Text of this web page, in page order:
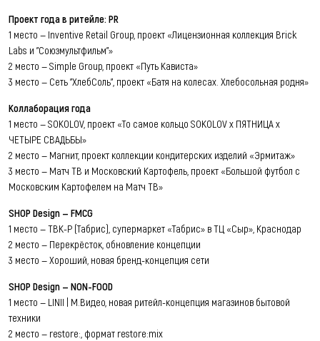
Проект года в ритейле: PR
1 место — Inventive Retail Group, проект «Лицензионная коллекция Brick
Labs и "Союзмультфильм"»
2 место — Simple Group, проект «Путь Кависта»
3 место — Сеть "ХлебСоль", проект «Батя на колесах. Хлебосольная родня»
Коллаборация года
1 место — SOKOLOV, проект «То самое кольцо SOKOLOV x ПЯТНИЦА x
ЧЕТЫРЕ СВАДЬБЫ»
2 место — Магнит, проект коллекции кондитерских изделий «Эрмитаж»
3 место — Матч ТВ и Московский Картофель, проект «Большой футбол с
Московским Картофелем на Матч ТВ»
SHOP Design — FMCG
1 место — ТВК-Р (Табрис), супермаркет «Табрис» в ТЦ «Сыр», Краснодар
2 место — Перекрёсток, обновление концепции
3 место — Хороший, новая бренд-концепция сети
SHOP Design — NON-FOOD
1 место — LINII | М.Видео, новая ритейл-концепция магазинов бытовой
техники
2 место — restore:, формат restore:mix